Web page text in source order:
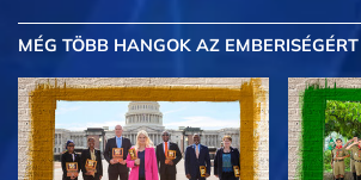
MÉG TÖBB HANGOK AZ